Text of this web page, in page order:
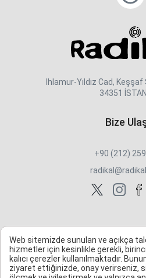
Ihlamur-Yıldız Cad,
34351
Bize
+90 (212)
Web sitemizde sunulan ve açıkça
hizmetler için kesinlikle gerekli,
kalıcı çerezler kullanılmaktadır.
ziyaret ettiğinizde, onay verirseniz,